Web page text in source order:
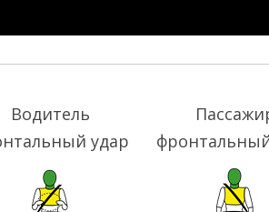
Водитель
удар